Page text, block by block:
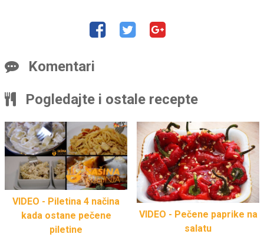
Komentari
Pogledajte i ostale recepte
VIDEO - Piletina 4 načina
kada ostane pečene
piletine
VIDEO - Pečene paprike na
salatu